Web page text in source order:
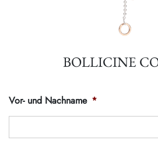
Vor- und Nachname *
BOLLICINE